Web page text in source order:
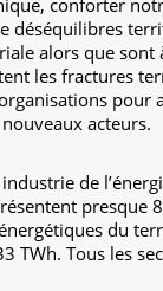
conforter
déséquilibres
alors que
les fractures
acteurs.
de
presque
du
TWh. Tous les